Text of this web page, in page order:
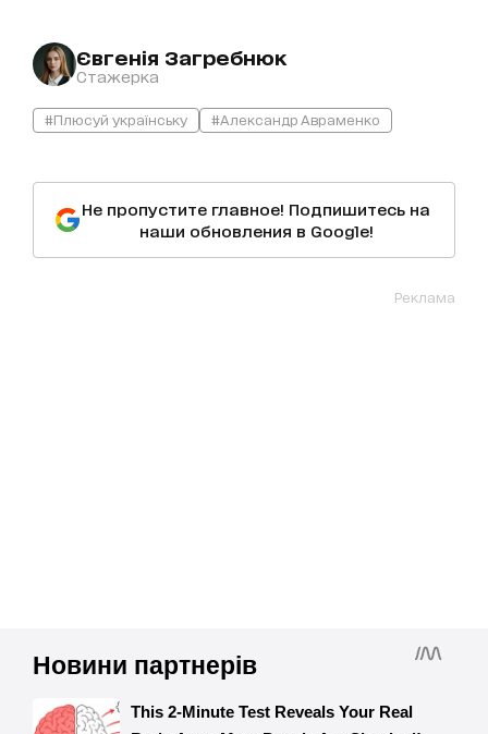
Євгенія Загребнюк
Стажерка
#Плюсуй українську #Александр Авраменко
Не пропустите главное! Подпишитесь на
наши обновления в Google!
Реклама